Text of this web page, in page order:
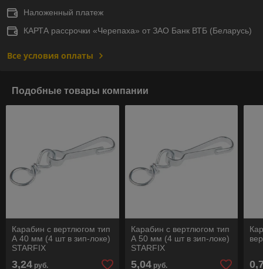
Наложенный платеж
КАРТА рассрочки «Черепаха» от ЗАО Банк ВТБ (Беларусь)
Все условия оплаты
Подобные товары компании
Карабин с вертлюгом тип
А 40 мм (4 шт в зип-локе)
STARFIX
3,24 руб.
Карабин с вертлюгом тип
А 50 мм (4 шт в зип-локе)
STARFIX
5,04руб.